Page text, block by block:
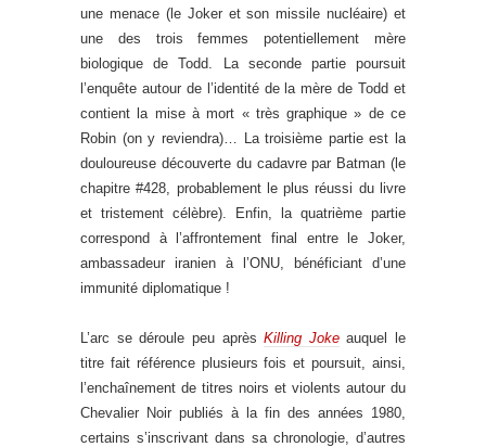
une menace (le Joker et son missile nucléaire) et
une des trois femmes potentiellement mère
biologique de Todd. La seconde partie poursuit
l’enquête autour de l’identité de la mère de Todd et
contient la mise à mort « très graphique » de ce
Robin (on y reviendra)… La troisième partie est la
douloureuse découverte du cadavre par Batman (le
chapitre #428, probablement le plus réussi du livre
et tristement célèbre). Enfin, la quatrième partie
correspond à l’affrontement final entre le Joker,
ambassadeur iranien à l’ONU, bénéficiant d’une
immunité diplomatique !
L’arc se déroule peu aprèsKilling Jokeauquel le
titre fait référence plusieurs fois et poursuit, ainsi,
l’enchaînement de titres noirs et violents autour du
Chevalier Noir publiés à la fin des années 1980,
certains s’inscrivant dans sa chronologie, d’autres